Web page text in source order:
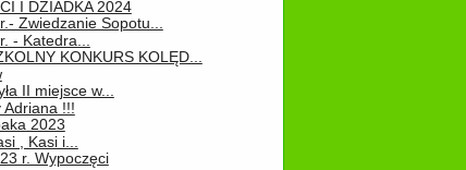
I DZIADKA 2024
Zwiedzanie Sopotu...
- Katedra...
KONKURS KOLĘD...
II miejsce w...
Adriana !!!
2023
, Kasi i...
r. Wypoczęci